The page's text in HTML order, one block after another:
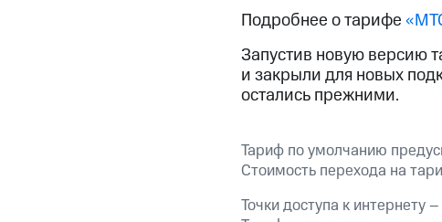
МТС Накопления
Откладывайте деньги и получайте доход
Условия пополнения
Скидка 30% на связь
Тарифы RED, РИИЛ и МТС Супер
Подробнее о тарифе
Запустив новую
и закрыли для новых
остались прежними.
Тариф по умолчанию
Стоимость перехода на
Точки доступа к интернету